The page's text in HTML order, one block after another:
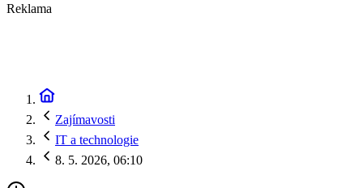
Reklama
Zajímavosti
IT a technologie
8. 5. 2026, 06:10